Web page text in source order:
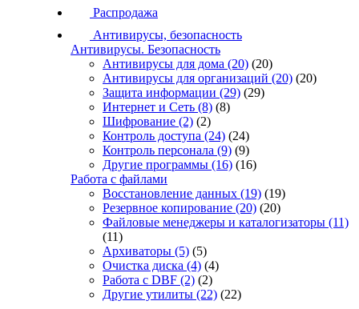
Распродажа
Антивирусы, безопасность
Антивирусы. Безопасность
Антивирусы для дома (20) (20)
Антивирусы для организаций (20) (20)
Защита информации (29) (29)
Интернет и Сеть (8) (8)
Шифрование (2) (2)
Контроль доступа (24) (24)
Контроль персонала (9) (9)
Другие программы (16) (16)
Работа с файлами
Восстановление данных (19) (19)
Резервное копирование (20) (20)
Файловые менеджеры и каталогизаторы (11)
(11)
Архиваторы (5) (5)
Очистка диска (4) (4)
Работа с DBF (2) (2)
Другие утилиты (22) (22)